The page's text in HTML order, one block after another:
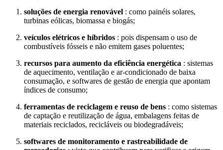
soluções de energia renovável : como painéis solares,
turbinas eólicas, biomassa e biogás;
veículos elétricos e híbridos : pois dispensam o uso de
combustíveis fósseis e não emitem gases poluentes;
recursos para aumento da eficiência energética : sistemas
de aquecimento, ventilação e ar-condicionado de baixa
consumação, e softwares de gestão de energia que apontam
índices de consumo;
ferramentas de reciclagem e reuso de bens : como sistemas
de captação e reutilização de água, embalagens feitas de
materiais reciclados, recicláveis ou biodegradáveis;
softwares de monitoramento e rastreabilidade de